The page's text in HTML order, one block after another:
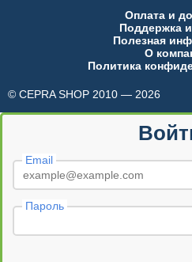
Оплата и
Поддержка
Полезная
О
Политика
© CEPRA SHOP 2010 — 2026
Email
Пароль